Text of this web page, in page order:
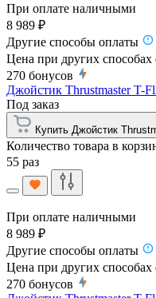
При оплате наличными
8 989 ₽
Другие способы оплаты
Цена при других способах
270 бонусов
Джойстик Thrustmaster T-
Под заказ
Купить Джойстик
Количество товара в
55 раз
При оплате наличными
8 989 ₽
Другие способы оплаты
Цена при других способах
270 бонусов